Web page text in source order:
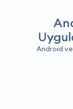
Android ve